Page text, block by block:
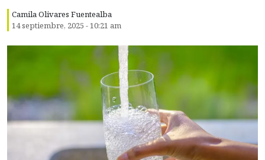
Camila Olivares Fuentealba
14 septiembre, 2025 - 10:21 am